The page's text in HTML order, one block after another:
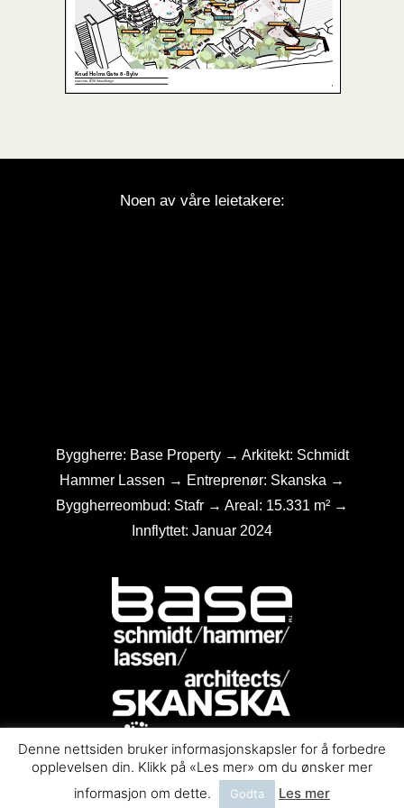
Noen av våre leietakere:
Byggherre: Base Property → Arkitekt: Schmidt
Hammer Lassen → Entreprenør: Skanska →
Byggherreombud: Stafr → Areal: 15.331 m² →
Innflyttet: Januar 2024
Denne nettsiden bruker informasjonskapsler for å forbedre
opplevelsen din. Klikk på «Les mer» om du ønsker mer
informasjon om dette.
Godta Les mer